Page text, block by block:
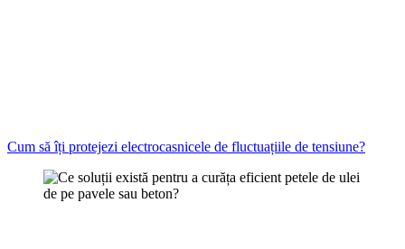
Cum să îți protejezi electrocasnicele de fluctuațiile de tensiune?